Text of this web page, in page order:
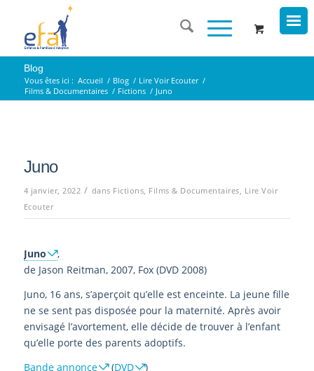
Blog
Vous êtes ici : Accueil / Blog / Lire Voir Ecouter /
Films & Documentaires / Fictions / Juno
Juno
4 janvier, 2022 / dans Fictions, Films & Documentaires, Lire Voir
Ecouter
Juno
,
de Jason Reitman, 2007, Fox (DVD 2008)
Juno, 16 ans, s’aperçoit qu’elle est enceinte. La jeune fille
ne se sent pas disposée pour la maternité. Après avoir
envisagé l’avortement, elle décide de trouver à l’enfant
qu’elle porte des parents adoptifs.
Bande annonce
(DVD )